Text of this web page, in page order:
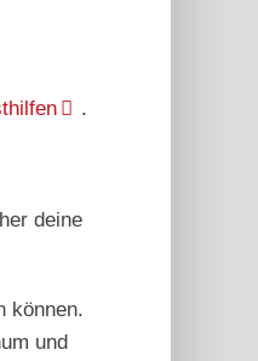
.
deine
können.
und